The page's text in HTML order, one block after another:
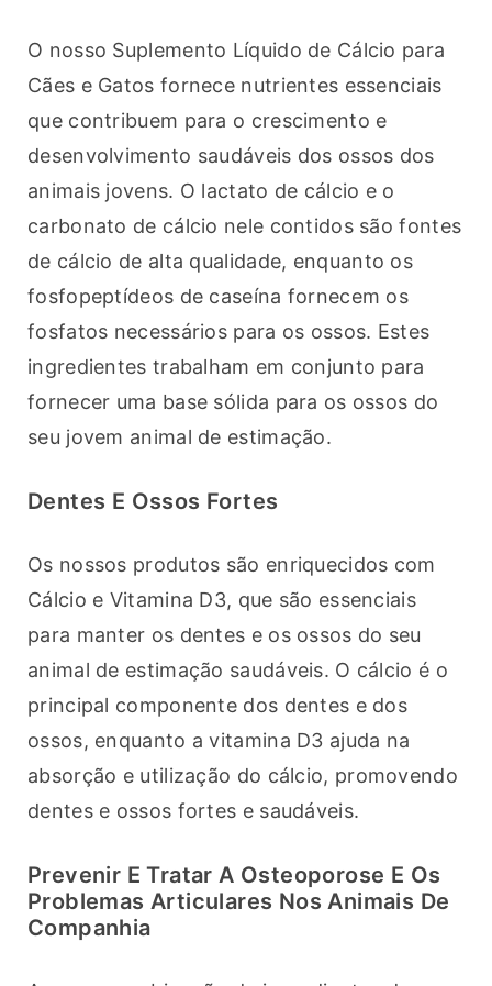
O nosso Suplemento Líquido de Cálcio para
Cães e Gatos fornece nutrientes essenciais
que contribuem para o crescimento e
desenvolvimento saudáveis dos ossos dos
animais jovens. O lactato de cálcio e o
carbonato de cálcio nele contidos são fontes
de cálcio de alta qualidade, enquanto os
fosfopeptídeos de caseína fornecem os
fosfatos necessários para os ossos. Estes
ingredientes trabalham em conjunto para
fornecer uma base sólida para os ossos do
seu jovem animal de estimação.
Dentes E Ossos Fortes
Os nossos produtos são enriquecidos com
Cálcio e Vitamina D3, que são essenciais
para manter os dentes e os ossos do seu
animal de estimação saudáveis. O cálcio é o
principal componente dos dentes e dos
ossos, enquanto a vitamina D3 ajuda na
absorção e utilização do cálcio, promovendo
dentes e ossos fortes e saudáveis.
Prevenir E Tratar A Osteoporose E Os
Problemas Articulares Nos Animais De
Companhia